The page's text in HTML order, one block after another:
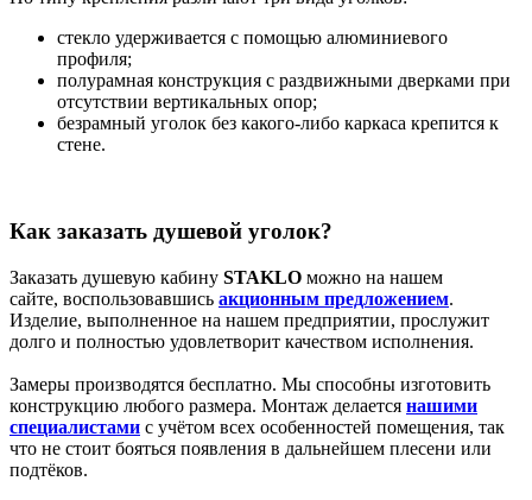
стекло удерживается с помощью алюминиевого
профиля;
полурамная конструкция с раздвижными дверками при
отсутствии вертикальных опор;
безрамный уголок без какого-либо каркаса крепится к
стене.
Как заказать душевой уголок?
Заказать душевую кабину STAKLO можно на нашем
сайте, воспользовавшись акционным предложением.
Изделие, выполненное на нашем предприятии, прослужит
долго и полностью удовлетворит качеством исполнения.
Замеры производятся бесплатно. Мы способны изготовить
конструкцию любого размера. Монтаж делается нашими
специалистами с учётом всех особенностей помещения, так
что не стоит бояться появления в дальнейшем плесени или
подтёков.